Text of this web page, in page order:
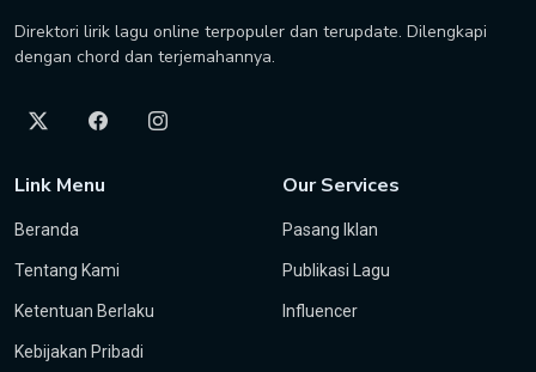
Direktori lirik lagu online terpopuler dan terupdate. Dilengkapi
dengan chord dan terjemahannya.
Link Menu
Beranda
Tentang Kami
Ketentuan Berlaku
Kebijakan Pribadi
Our Services
Pasang Iklan
Publikasi Lagu
Influencer